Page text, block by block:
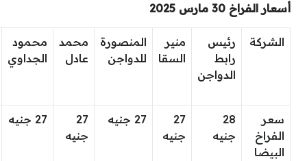
أسعار الفراخ 30 مارس 2025
الشركة
رئيس
رابط
الدواجن
منير
السقا
المنصورة
للدواجن
محمد
عادل
محمود
الجداوي
سعر
الفراخ
البيضا
28
جنيه
27
جنيه
27 جنيه
27
جنيه
27 جنيه